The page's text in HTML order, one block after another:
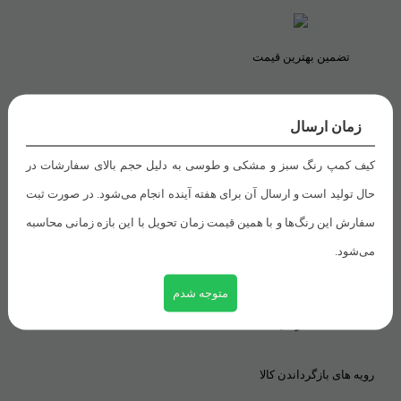
زمان ارسال
کیف کمپ رنگ سبز و مشکی و طوسی به دلیل حجم بالای سفارشات در
حال تولید است و ارسال آن برای هفته آینده انجام می‌شود. در صورت ثبت
سفارش این رنگ‌ها و با همین قیمت زمان تحویل با این بازه زمانی محاسبه
می‌شود.
متوجه شدم
تضمین بهترین قیمت
راهنمای خرید
شیوه های پرداخت
رویه های ارسال سفارش
ثبت سفارش
رویه های بازگرداندن کالا